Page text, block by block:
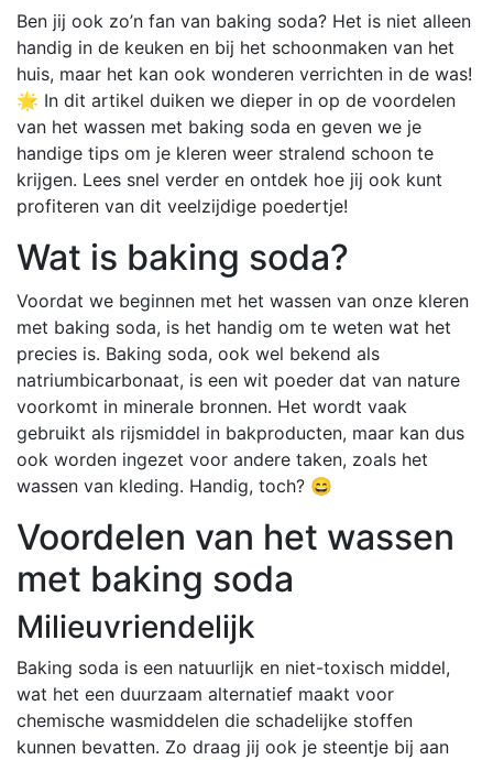
Ben jij ook zo’n fan van baking soda? Het is niet alleen
handig in de keuken en bij het schoonmaken van het
huis, maar het kan ook wonderen verrichten in de was!
🌟 In dit artikel duiken we dieper in op de voordelen
van het wassen met baking soda en geven we je
handige tips om je kleren weer stralend schoon te
krijgen. Lees snel verder en ontdek hoe jij ook kunt
profiteren van dit veelzijdige poedertje!
Wat is baking soda?
Voordat we beginnen met het wassen van onze kleren
met baking soda, is het handig om te weten wat het
precies is. Baking soda, ook wel bekend als
natriumbicarbonaat, is een wit poeder dat van nature
voorkomt in minerale bronnen. Het wordt vaak
gebruikt als rijsmiddel in bakproducten, maar kan dus
ook worden ingezet voor andere taken, zoals het
wassen van kleding. Handig, toch? 😄
Voordelen van het wassen
met baking soda
Milieuvriendelijk
Baking soda is een natuurlijk en niet-toxisch middel,
wat het een duurzaam alternatief maakt voor
chemische wasmiddelen die schadelijke stoffen
kunnen bevatten. Zo draag jij ook je steentje bij aan